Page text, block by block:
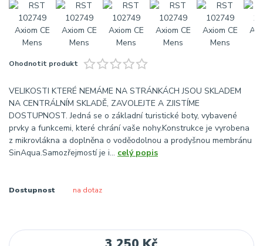
Ohodnotit produkt
VELIKOSTI KTERÉ NEMÁME NA STRÁNKÁCH JSOU SKLADEM
NA CENTRÁLNÍM SKLADĚ, ZAVOLEJTE A ZJISTÍME
DOSTUPNOST. Jedná se o základní turistické boty, vybavené
prvky a funkcemi, které chrání vaše nohy.Konstrukce je vyrobena
z mikrovlákna a doplněna o voděodolnou a prodyšnou membránu
SinAqua.Samozřejmostí je i... celý popis
Dostupnost na dotaz